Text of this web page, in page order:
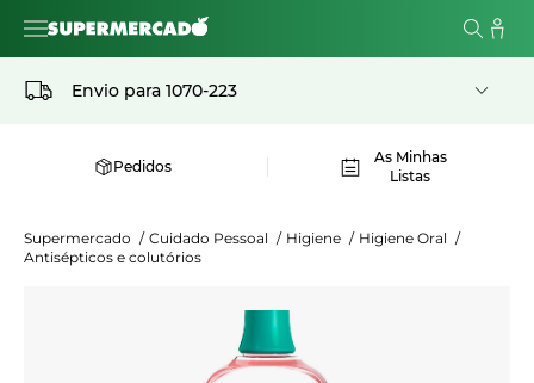
Envio para 1070-223
Pedidos
As Minhas
Listas
Supermercado / Cuidado Pessoal / Higiene / Higiene Oral /
Antisépticos e colutórios